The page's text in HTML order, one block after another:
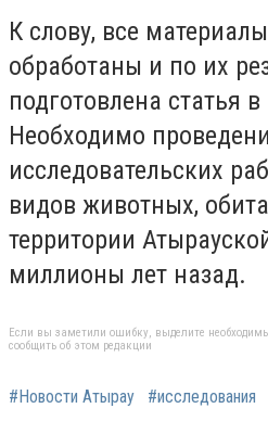
К слову, все
обработаны и по их
подготовлена статья
Необходимо
исследовательских
видов животных,
территории
миллионы лет назад.
Если вы заметили ошибку, выделите
сообщить об этом редакции
#Новости Атырау #исследования